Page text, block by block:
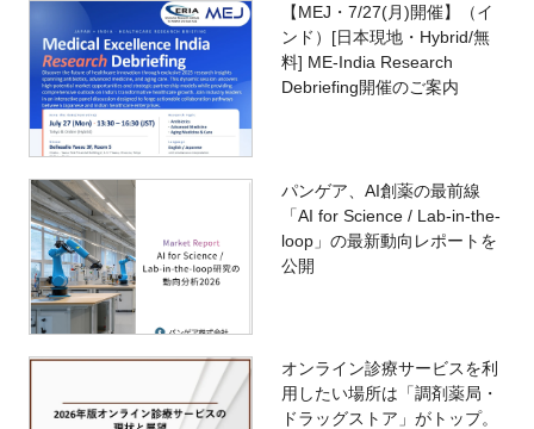
【MEJ・7/27(月)開催】（イ
ンド）[日本現地・Hybrid/無
料] ME-India Research
Debriefing開催のご案内
パンゲア、AI創薬の最前線
「AI for Science / Lab-in-the-
loop」の最新動向レポートを
公開
オンライン診療サービスを利
用したい場所は「調剤薬局・
ドラッグストア」がトップ。